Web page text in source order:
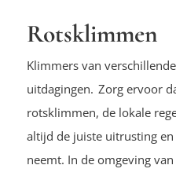
Rotsklimmen
Klimmers van
uitdagingen. Zorg ervoor
rotsklimmen, de lokale
altijd de juiste uitrusting
neemt. In de omgeving